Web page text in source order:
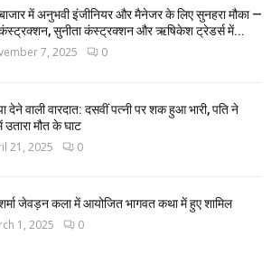
बाजार में अनुभवी इंजीनियर और मैनेजर के लिए सुनहरा मौका —
सुनीता कंस्ट्रक्शन और ऋषिकेश ट्रेडर्स में...
7, 2025 0
देने वाली वारदात: दसवीं पत्नी पर शक हुआ भारी, पति ने
मौत के घाट
21, 2025 0
जेवड़न कला में आयोजित भागवत कथा में हुए शामिल
1, 2025 0